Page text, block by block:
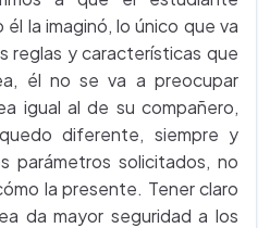
la imaginó, lo único que va
reglas y características que
él no se va a preocupar
igual al de su compañero,
diferente, siempre y
parámetros solicitados, no
la presente. Tener claro
da mayor seguridad a los